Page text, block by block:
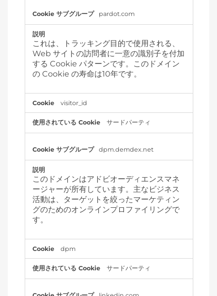
pardot.com
これは、トラッキング目的で使用される、
Web サイトの訪問者に一意の識別子を付加
する Cookie パターンです。このドメイン
の Cookie の寿命は10年です。
visitor_id
サードパーティ
dpm.demdex.net
このドメインはアドビオーディエンスマネ
ージャーが所有しています。主なビジネス
活動は、ターゲットを絞ったマーケティン
グのためのオンラインプロファイリングで
す。
dpm
サードパーティ